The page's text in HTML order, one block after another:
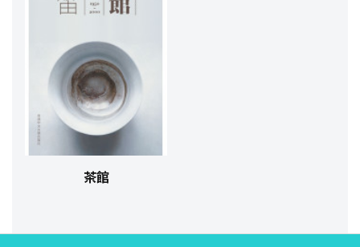
茶館